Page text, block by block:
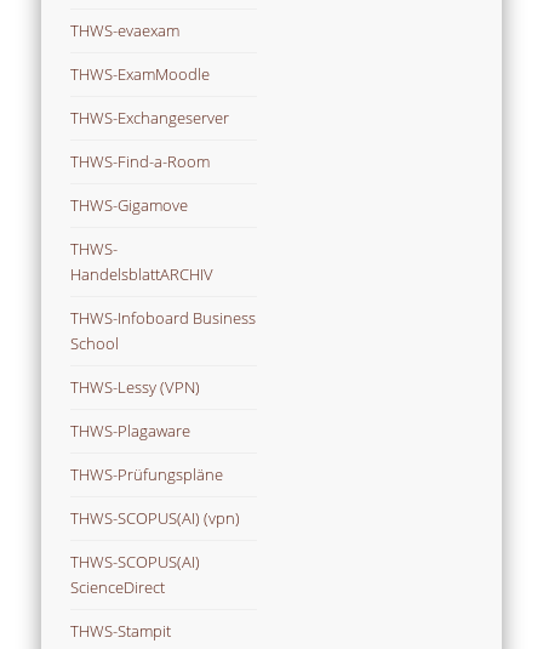
THWS-evaexam
THWS-ExamMoodle
THWS-Exchangeserver
THWS-Find-a-Room
THWS-Gigamove
THWS-
HandelsblattARCHIV
THWS-Infoboard Business
School
THWS-Lessy (VPN)
THWS-Plagaware
THWS-Prüfungspläne
THWS-SCOPUS(AI) (vpn)
THWS-SCOPUS(AI)
ScienceDirect
THWS-Stampit